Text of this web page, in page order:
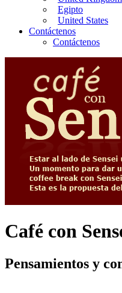
Egipto
United States
Contáctenos
Contáctenos
Café con
Pensamientos y